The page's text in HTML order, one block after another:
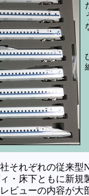
それぞれの従来
・床下ともに新
ビューの内容が